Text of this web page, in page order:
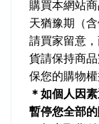
購買本網站
天猶豫期（含
請買家留意
貨請保持商
保您的購物權
＊如個人因
暫停您全部